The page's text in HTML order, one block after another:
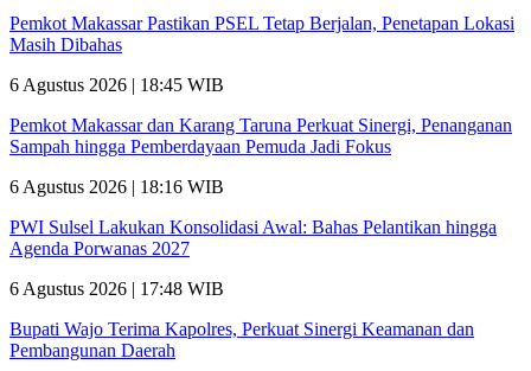
Pemkot Makassar Pastikan PSEL Tetap Berjalan, Penetapan Lokasi
Masih Dibahas
6 Agustus 2026 | 18:45 WIB
Pemkot Makassar dan Karang Taruna Perkuat Sinergi, Penanganan
Sampah hingga Pemberdayaan Pemuda Jadi Fokus
6 Agustus 2026 | 18:16 WIB
PWI Sulsel Lakukan Konsolidasi Awal: Bahas Pelantikan hingga
Agenda Porwanas 2027
6 Agustus 2026 | 17:48 WIB
Bupati Wajo Terima Kapolres, Perkuat Sinergi Keamanan dan
Pembangunan Daerah